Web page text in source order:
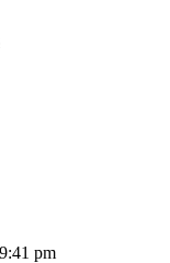
pm